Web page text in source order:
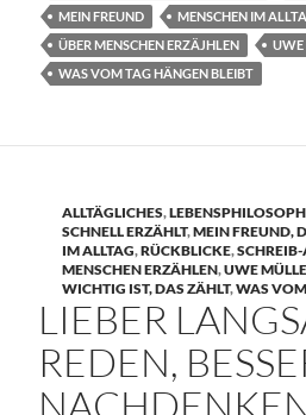
MEIN FREUND
MENSCHEN IM
ÜBER MENSCHEN ERZÄJHLEN
UWE
WAS VOM TAG HÄNGEN BLEIBT
ALLTÄGLICHES,
SCHNELL ERZÄHLT,MEIN FREUND,
IM ALLTAG,RÜCKBLICKE,SCHREIB-
MENSCHEN ERZÄHLEN,UWE
WICHTIG IST, DAS ZÄHLT,WAS
LIEBER
REDEN,